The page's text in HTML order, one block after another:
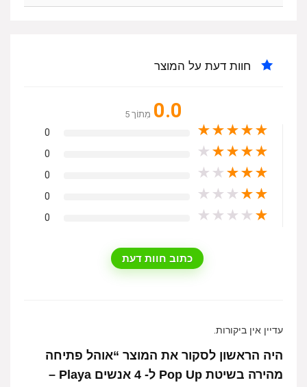
חוות דעת על המוצר
0.0 מִתוֹך 5
★
★
★
★
★
0
★
★
★
★
★
0
★
★
★
★
★
0
★
★
★
★
★
0
★
★
★
★
★
0
כתוב חוות דעת
עדיין אין ביקורות.
היה הראשון לסקור את המוצר “אוהל פתיחה
מהירה בשיטת Pop Up ל- 4 אנשים Playa –